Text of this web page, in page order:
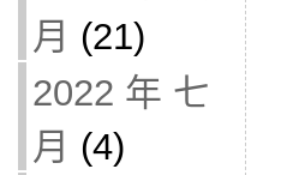
月 (21)
2022 年 七
月 (4)